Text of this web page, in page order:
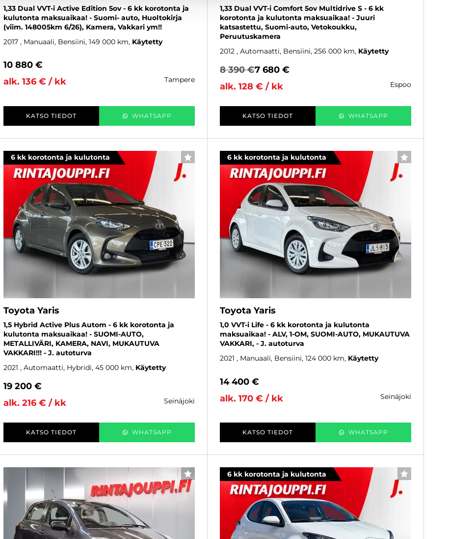
1,33 Dual VVT-i Active Edition 5ov - 6 kk korotonta ja
kulutonta maksuaikaa! - Suomi- auto, Huoltokirja
(viim. 148005km 6/26), Kamera, Vakkari ym!!
2017 , Manuaali, Bensiini, 149 000 km Käytetty
10 880 €
alk. 136 € / kk
tampere
KATSO TIEDOT WHATSAPP
1,33 Dual VVT-i Comfort 5ov Multidrive S - 6 kk
korotonta ja kulutonta maksuaikaa! - Juuri
katsastettu, Suomi-auto, Vetokoukku,
Peruutuskamera
2012 , Automaatti, Bensiini, 256 000 km Käytetty
8 390 €7 680 €
alk. 128 € / kk
espoo
KATSO TIEDOT WHATSAPP
6 kk korotonta ja kulutonta SUOSIKKI
Toyota Yaris
1,5 Hybrid Active Plus Autom - 6 kk korotonta ja
kulutonta maksuaikaa! - SUOMI-AUTO,
METALLIVÄRI, KAMERA, NAVI, MUKAUTUVA
VAKKARI!!! - J. autoturva
2021 , Automaatti, Hybridi, 45 000 km Käytetty
19 200 €
alk. 216 € / kk
seinäjoki
KATSO TIEDOT WHATSAPP
6 kk korotonta ja kulutonta SUOSIKKI
Toyota Yaris
1,0 VVT-i Life - 6 kk korotonta ja kulutonta
maksuaikaa! - ALV, 1-OM, SUOMI-AUTO, MUKAUTUVA
VAKKARI, - J. autoturva
2021 , Manuaali, Bensiini, 124 000 km Käytetty
14 400 €
alk. 170 € / kk
seinäjoki
KATSO TIEDOT WHATSAPP
SUOSIKKI 6 kk korotonta ja kulutonta SUOSIKKI